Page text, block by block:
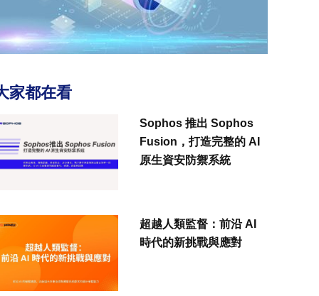
家都在看
Sophos 推出 Sophos
Fusion，打造完整的 AI
原生資安防禦系統
超越人類監督：前沿 AI
時代的新挑戰與應對